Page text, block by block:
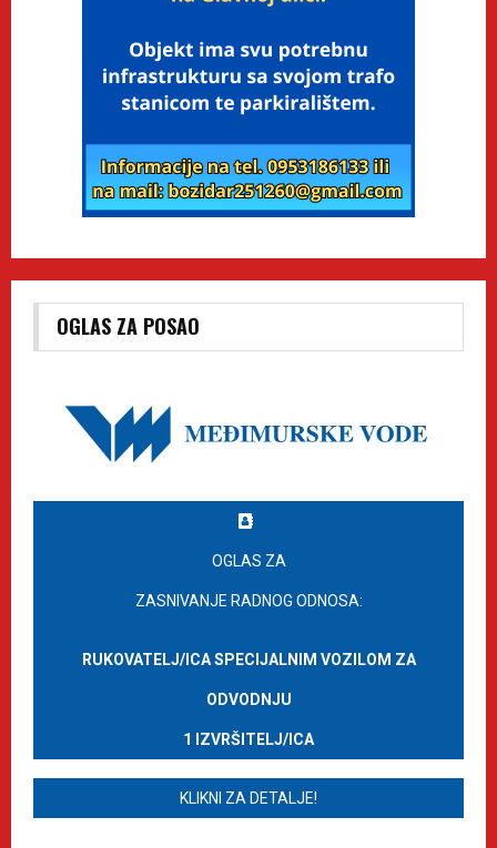
OGLAS ZA POSAO
OGLAS ZA
ZASNIVANJE RADNOG ODNOSA:
RUKOVATELJ/ICA SPECIJALNIM VOZILOM ZA
ODVODNJU
1 IZVRŠITELJ/ICA
KLIKNI ZA DETALJE!